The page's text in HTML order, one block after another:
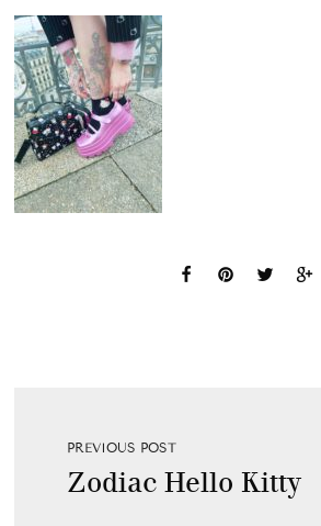
PREVIOUS POST
Zodiac Hello Kitty